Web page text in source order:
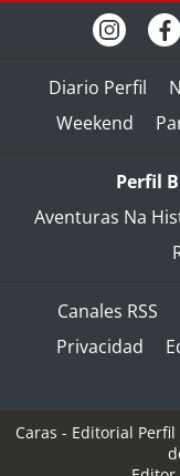
Diario Perfil
Weekend
Perfil
Aventuras Na
Canales RSS
Privacidad
Caras - Editorial Perfil